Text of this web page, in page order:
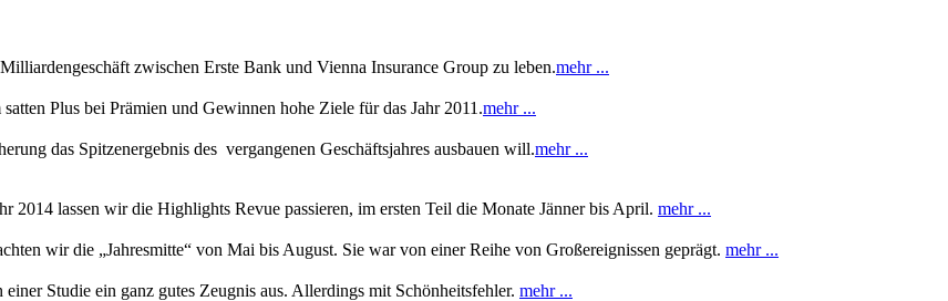
zwischen Erste Bank und Vienna Insurance Group zu leben.mehr ...
Plus bei Prämien und Gewinnen hohe Ziele für das Jahr 2011.mehr ...
das Spitzenergebnis des vergangenen Geschäftsjahres ausbauen will.mehr ...
2014 lassen wir die Highlights Revue passieren, im ersten Teil die Monate Jänner bis April. mehr ...
wir die „Jahresmitte“ von Mai bis August. Sie war von einer Reihe von Großereignissen geprägt. mehr ...
Studie ein ganz gutes Zeugnis aus. Allerdings mit Schönheitsfehler. mehr ...